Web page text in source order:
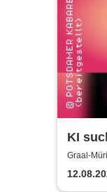
KI
&
Graal-